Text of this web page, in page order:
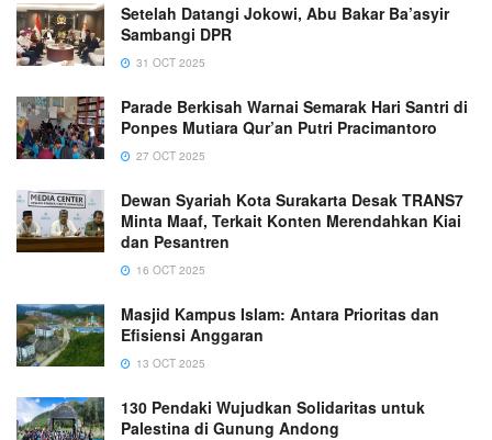
Setelah Datangi Jokowi, Abu Bakar Ba’asyir
Sambangi DPR
31 OCT 2025
Parade Berkisah Warnai Semarak Hari Santri di
Ponpes Mutiara Qur’an Putri Pracimantoro
27 OCT 2025
Dewan Syariah Kota Surakarta Desak TRANS7
Minta Maaf, Terkait Konten Merendahkan Kiai
dan Pesantren
16 OCT 2025
Masjid Kampus Islam: Antara Prioritas dan
Efisiensi Anggaran
13 OCT 2025
130 Pendaki Wujudkan Solidaritas untuk
Palestina di Gunung Andong